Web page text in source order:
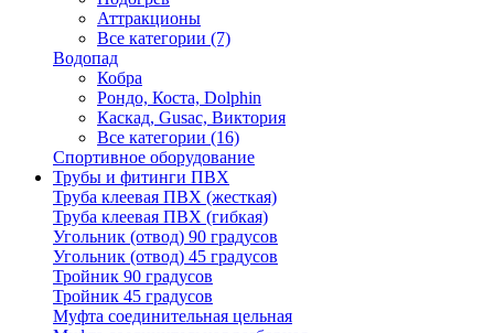
Аттракционы
Все категории (7)
Водопад
Кобра
Рондо, Коста, Dolphin
Каскад, Gusac, Виктория
Все категории (16)
Спортивное оборудование
Трубы и фитинги ПВХ
Труба клеевая ПВХ (жесткая)
Труба клеевая ПВХ (гибкая)
Угольник (отвод) 90 градусов
Угольник (отвод) 45 градусов
Тройник 90 градусов
Тройник 45 градусов
Муфта соединительная цельная